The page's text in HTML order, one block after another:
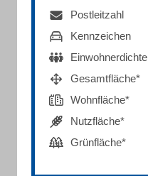
Postleitzahl
Kennzeichen
Einwohnerdichte
Gesamtfläche*
Wohnfläche*
Nutzfläche*
Grünfläche*